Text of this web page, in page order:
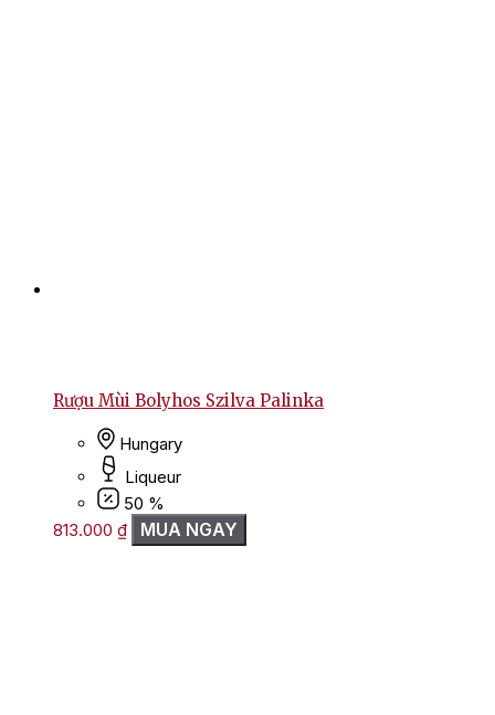
Rượu Mùi Bolyhos Szilva Palinka
Hungary
Liqueur
50 %
813.000 ₫ MUA NGAY